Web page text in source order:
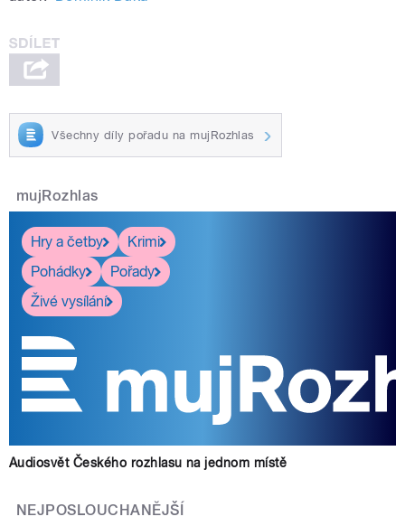
Všechny díly pořadu na mujRozhlas
mujRozhlas
Hry a četby
Krimi
Pohádky
Pořady
Živé vysílání
Audiosvět Českého rozhlasu na jednom místě
NEJPOSLOUCHANĚJŠÍ